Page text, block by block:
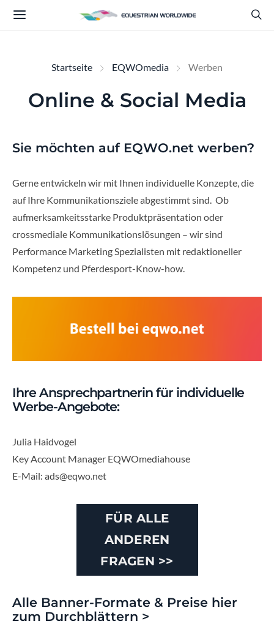
Startseite EQWOmedia Werben
Online & Social Media
Sie möchten auf EQWO.net werben?
Gerne entwickeln wir mit Ihnen individuelle Konzepte, die
auf Ihre Kommunikationsziele abgestimmt sind. Ob
aufmerksamkeitsstarke Produktpräsentation oder
crossmediale Kommunikationslösungen – wir sind
Performance Marketing Spezialisten mit redaktioneller
Kompetenz und Pferdesport-Know-how.
Ihre Ansprechpartnerin für individuelle
Werbe-Angebote:
Julia Haidvogel
Key Account Manager EQWOmediahouse
E-Mail: ads@eqwo.net
FÜR ALLE
ANDEREN
FRAGEN >>
Alle Banner-Formate & Preise hier
zum Durchblättern >